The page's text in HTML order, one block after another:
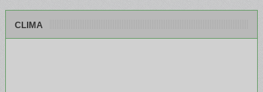
CLIMA